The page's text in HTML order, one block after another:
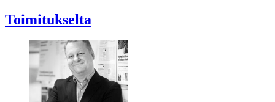
Toimitukselta